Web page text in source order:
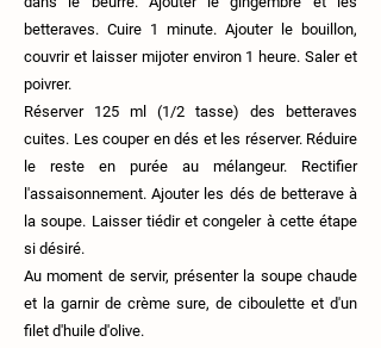
betteraves. Cuire 1 minute. Ajouter le bouillon,
couvrir et laisser mijoter environ 1 heure. Saler et
poivrer.
Réserver 125 ml (1/2 tasse) des betteraves
cuites. Les couper en dés et les réserver. Réduire
le reste en purée au mélangeur. Rectifier
l'assaisonnement. Ajouter les dés de betterave à
la soupe. Laisser tiédir et congeler à cette étape
si désiré.
Au moment de servir, présenter la soupe chaude
et la garnir de crème sure, de ciboulette et d'un
filet d'huile d'olive.